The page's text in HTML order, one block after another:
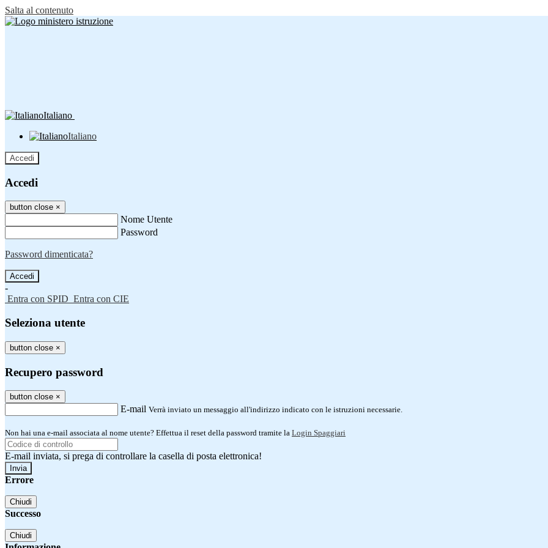
Salta al contenuto
Italiano
Italiano
Accedi
Accedi
button close ×
Nome Utente
Password
Password dimenticata?
-
Entra con SPID Entra con CIE
Seleziona utente
button close ×
Recupero password
button close ×
E-mail Verrà inviato un messaggio all'indirizzo indicato con le istruzioni necessarie.
Non hai una e-mail associata al nome utente? Effettua il reset della password tramite la Login Spaggiari
E-mail inviata, si prega di controllare la casella di posta elettronica!
Errore
Chiudi
Successo
Chiudi